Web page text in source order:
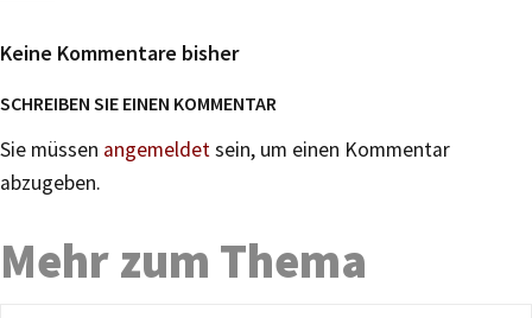
Keine Kommentare bisher
SCHREIBEN SIE EINEN KOMMENTAR
Sie müssen angemeldetsein, um einen Kommentar
abzugeben.
Mehr zum Thema